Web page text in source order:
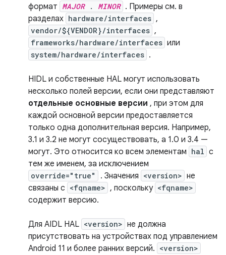
формат MAJOR. MINOR . Примеры см. в
разделах hardware/interfaces ,
vendor/${VENDOR}/interfaces ,
frameworks/hardware/interfaces или
system/hardware/interfaces .
HIDL и собственные HAL могут использовать
несколько полей версии, если они представляют
отдельные основные версии , при этом для
каждой основной версии предоставляется
только одна дополнительная версия. Например,
3.1 и 3.2 не могут сосуществовать, а 1.0 и 3.4 —
могут. Это относится ко всем элементам hal с
тем же именем, за исключением
override="true" . Значения <version> не
связаны с <fqname> , поскольку <fqname>
содержит версию.
Для AIDL HAL <version> не должна
присутствовать на устройствах под управлением
Android 11 и более ранних версий. <version>